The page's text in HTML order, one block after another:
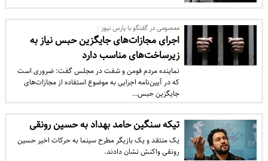
معصومی در گفتگو با پارس نیوز :
اجرای مجازات‌های جایگزین حبس نیاز به
زیرساخت‌های مناسب دارد
نماینده مردم فومن و شفت در مجلس گفت: ضروری است
که در آیین‌نامه اجرایی به موضوع استفاده از مجازات‌های
جایگزین حبس…
تیکه سنگین حامد بهداد به حسین رونقی
یک منتقد و یک بازیگر مطرح سینما به حرکات اخیر حسین
رونقی واکنش نشان دادند.